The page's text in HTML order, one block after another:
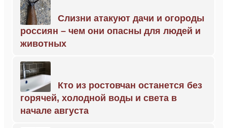
Слизни атакуют дачи и огороды
россиян – чем они опасны для людей и
животных
Кто из ростовчан останется без
горячей, холодной воды и света в
начале августа